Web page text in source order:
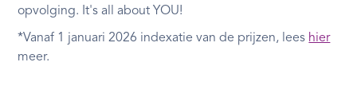
opvolging. It's all about YOU!
*Vanaf 1 januari 2026 indexatie van de prijzen, lees hier
meer.